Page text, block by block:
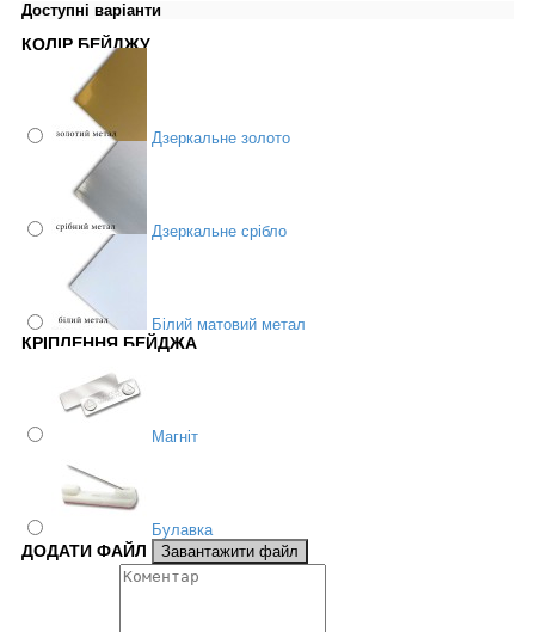
Доступні варіанти
КОЛІР БЕЙДЖУ
Дзеркальне золото
Дзеркальне срібло
Білий матовий метал
КРІПЛЕННЯ БЕЙДЖА
Магніт
Булавка
ДОДАТИ ФАЙЛ Завантажити файл